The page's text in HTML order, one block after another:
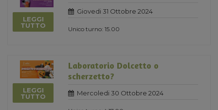
LEGGI
TUTTO
Giovedi 31 Ottobre 2024
Unico turno: 15.00
LEGGI
TUTTO
Laboratorio Dolcetto o
scherzetto?
Mercoledi 30 Ottobre 2024